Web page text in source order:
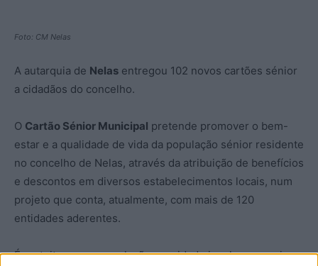
Foto: CM Nelas
A autarquia de Nelas entregou 102 novos cartões sénior
a cidadãos do concelho.
O Cartão Sénior Municipal pretende promover o bem-
estar e a qualidade de vida da população sénior residente
no concelho de Nelas, através da atribuição de benefícios
e descontos em diversos estabelecimentos locais, num
projeto que conta, atualmente, com mais de 120
entidades aderentes.
É gratuito para a população com idade igual ou superior a